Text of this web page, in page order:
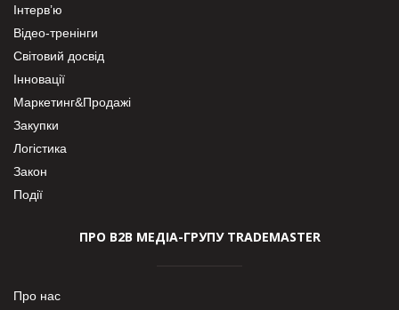
Інтерв’ю
Відео-тренінги
Світовий досвід
Інновації
Маркетинг&Продажі
Закупки
Логістика
Закон
Події
ПРО В2В МЕДІА-ГРУПУ TRADEMASTER
Про нас